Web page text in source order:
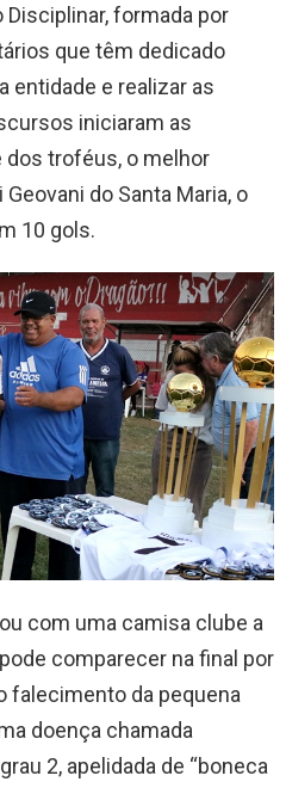
formada por
que têm dedicado
entidade e realizar as
iniciaram as
dos troféus, o melhor
do Santa Maria, o
10 gols.
com uma camisa clube a
comparecer na final por
falecimento da pequena
doença chamada
2, apelidada de “boneca